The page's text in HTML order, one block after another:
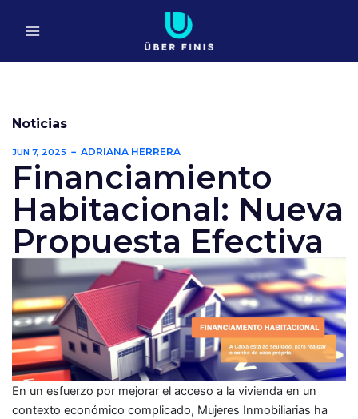
Noticias
JUN 7, 2025 ADRIANA HERRERA
Financiamiento
Habitacional: Nueva
Propuesta Efectiva
En un esfuerzo por mejorar el acceso a la vivienda en un
contexto económico complicado, Mujeres Inmobiliarias ha